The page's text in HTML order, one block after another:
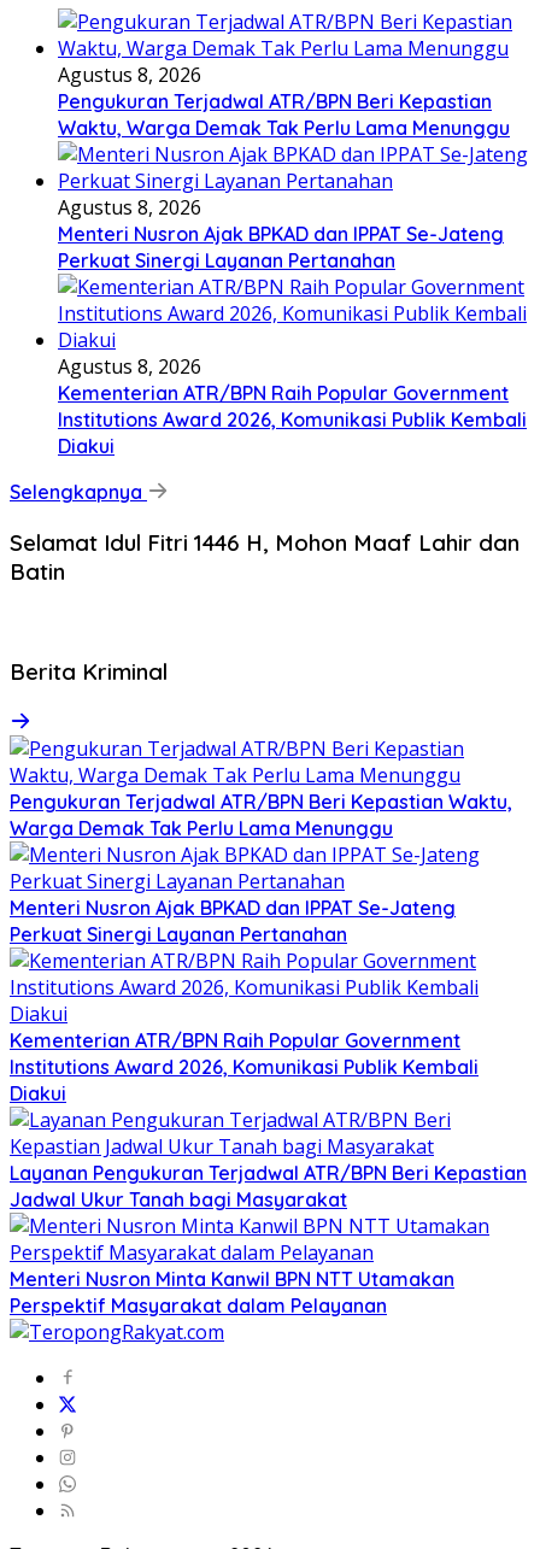
Agustus 8, 2026
Pengukuran Terjadwal ATR/BPN Beri Kepastian
Waktu, Warga Demak Tak Perlu Lama Menunggu
Agustus 8, 2026
Menteri Nusron Ajak BPKAD dan IPPAT Se-Jateng
Perkuat Sinergi Layanan Pertanahan
Agustus 8, 2026
Kementerian ATR/BPN Raih Popular Government
Institutions Award 2026, Komunikasi Publik Kembali
Diakui
Selengkapnya
Selamat Idul Fitri 1446 H, Mohon Maaf Lahir dan
Batin
Berita Kriminal
Pengukuran Terjadwal ATR/BPN Beri Kepastian Waktu,
Warga Demak Tak Perlu Lama Menunggu
Menteri Nusron Ajak BPKAD dan IPPAT Se-Jateng
Perkuat Sinergi Layanan Pertanahan
Kementerian ATR/BPN Raih Popular Government
Institutions Award 2026, Komunikasi Publik Kembali
Diakui
Layanan Pengukuran Terjadwal ATR/BPN Beri Kepastian
Jadwal Ukur Tanah bagi Masyarakat
Menteri Nusron Minta Kanwil BPN NTT Utamakan
Perspektif Masyarakat dalam Pelayanan